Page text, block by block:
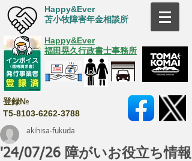
Happy&Ever
苫小牧障害年金相談所
Happy&Ever
福田晃久行政書士事務所
登録№
T5-8103-6262-3788
'24/07/26 障がいお役立ち情報
akihisa-fukuda